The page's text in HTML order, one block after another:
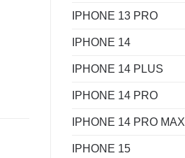
IPHONE 13 PRO
IPHONE 14
IPHONE 14 PLUS
IPHONE 14 PRO
IPHONE 14 PRO MAX
IPHONE 15